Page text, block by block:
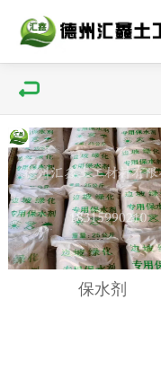
保水剂